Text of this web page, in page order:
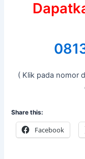
( Klik pada nomor
Share this:
Facebook